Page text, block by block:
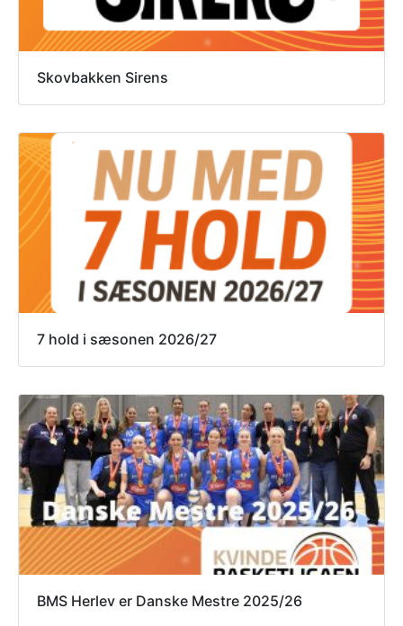
Skovbakken Sirens
7 hold i sæsonen 2026/27
BMS Herlev er Danske Mestre 2025/26